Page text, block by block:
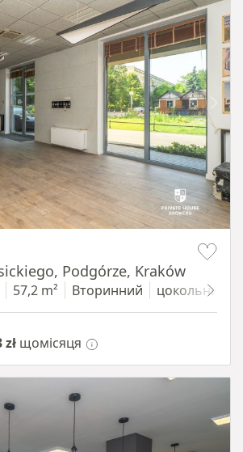
Podgórze, Kraków
57,2 m² Вторинний цокольний
щомісяця